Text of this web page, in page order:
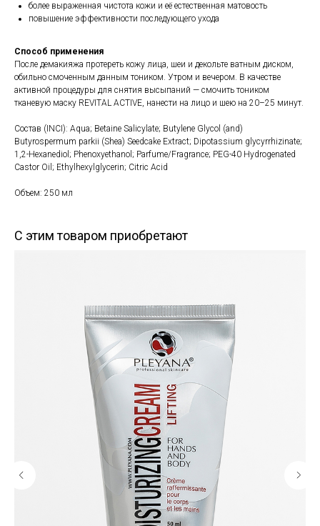
более выраженная чистота кожи и её естественная матовость
повышение эффективности последующего ухода
Способ применения
После демакияжа протереть кожу лица, шеи и декольте ватным диском,
обильно смоченным данным тоником. Утром и вечером. В качестве
активной процедуры для снятия высыпаний — смочить тоником
тканевую маску REVITAL ACTIVE, нанести на лицо и шею на 20–25 минут.
Состав (INCI): Aqua; Betaine Salicylate; Butylene Glycol (and)
Butyrospermum parkii (Shea) Seedcake Extract; Dipotassium glycyrrhizinate;
1,2-Hexanediol; Phenoxyethanol; Parfume/Fragrance; PEG-40 Hydrogenated
Castor Oil; Ethylhexylglycerin; Citric Acid
Объем: 250 мл
С этим товаром приобретают